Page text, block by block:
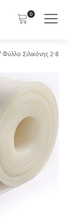
0
Φύλλο Σιλικόνης 2-8